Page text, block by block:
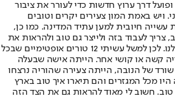
דרך ערוץ חדשות כדי לעורר את ציבור
ויש באמת המון צעירים יקרים וטובים
עשייה חיובית למען עתיד המדינה. כמו כן,
צריך לעבוד בזה ולייצר גם טוב ולהראות את
הצדדים הטובים בחברה שלנו. לכן למשל עשיתי 12 טורים אופטימיים שבכל
קשה או קושי אחר. הייתה אישה שבעלה
של הנובה, הייתה צעירה שהוריה נרצחו
מכל המגזרים והם תיארו איך טוב בארץ
טוב. חשוב לי מאוד להראות גם את הצד הזה